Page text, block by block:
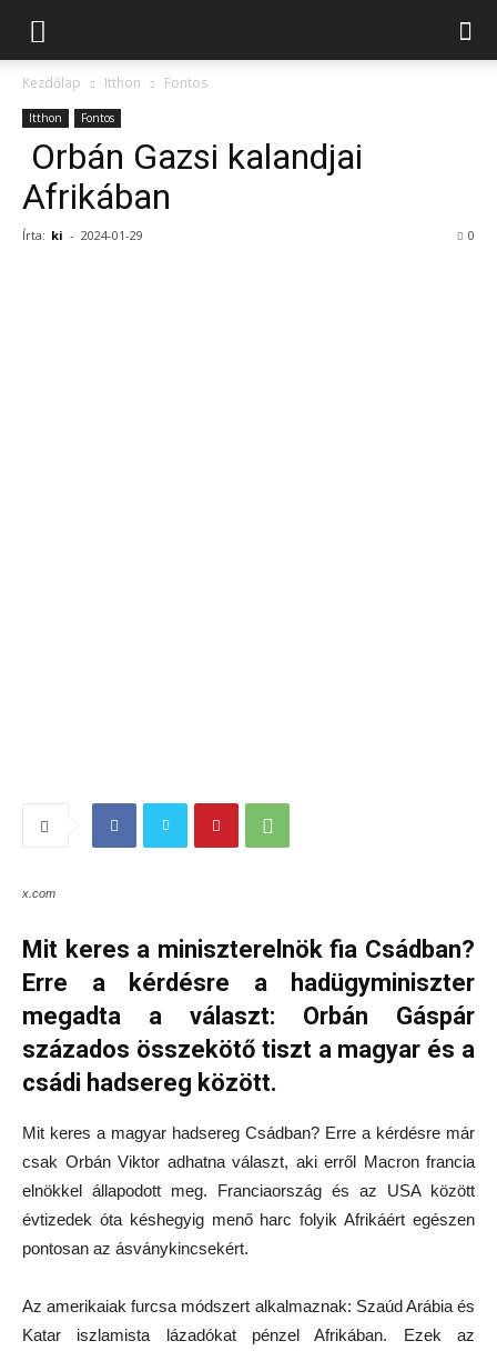
Kezdőlap Itthon Fontos
Itthon Fontos
Orbán Gazsi kalandjai
Afrikában
Írta: ki - 2024-01-29 0
x.com
Mit keres a miniszterelnök fia Csádban?
Erre a kérdésre a hadügyminiszter
megadta a választ: Orbán Gáspár
százados összekötő tiszt a magyar és a
csádi hadsereg között.
Mit keres a magyar hadsereg Csádban? Erre a kérdésre már
csak Orbán Viktor adhatna választ, aki erről Macron francia
elnökkel állapodott meg. Franciaország és az USA között
évtizedek óta késhegyig menő harc folyik Afrikáért egészen
pontosan az ásványkincsekért.
Az amerikaiak furcsa módszert alkalmaznak: Szaúd Arábia és
Katar iszlamista lázadókat pénzel Afrikában. Ezek az